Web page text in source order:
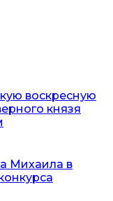
воскресную
князя
Михаила в